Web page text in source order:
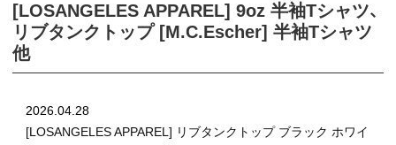
[LOSANGELES APPAREL] 9oz 半袖Tシャツ、
リブタンクトップ [M.C.Escher] 半袖Tシャツ
他
2026.04.28
[LOSANGELES APPAREL] リブタンクトップ ブラック ホワイ